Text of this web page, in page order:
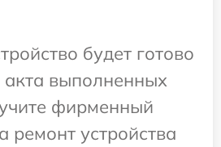
будет готово
выполненных
фирменный
ремонт устройства